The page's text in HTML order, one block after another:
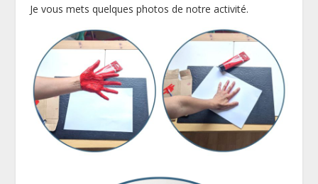
Je vous mets quelques photos de notre activité.